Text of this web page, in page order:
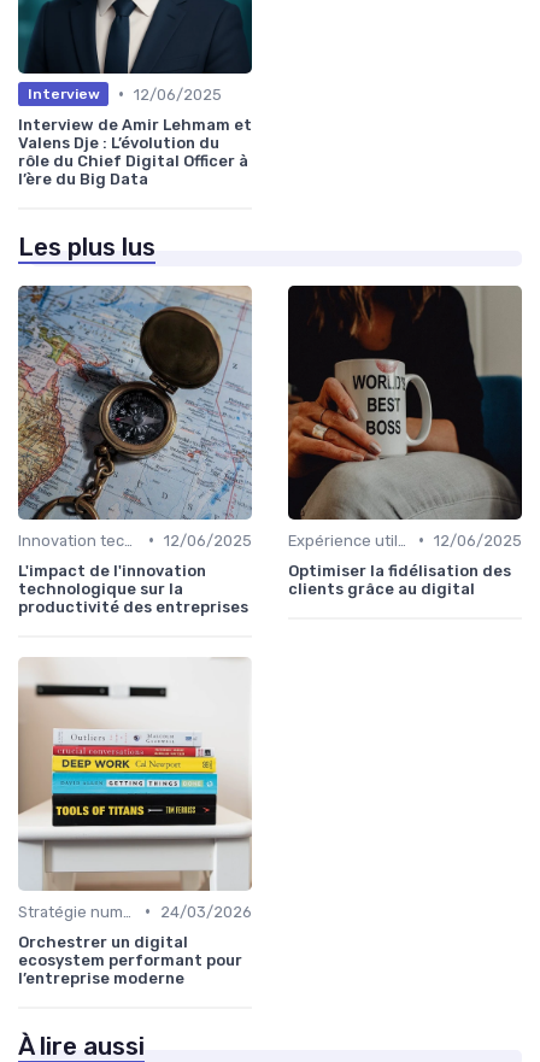
Interview • 12/06/2025
Interview de Amir Lehmam et
Valens Dje : L’évolution du
rôle du Chief Digital Officer à
l’ère du Big Data
Les plus lus
• 12/06/2025
L'impact de l'innovation
technologique sur la
productivité des entreprises
• 12/06/2025
Optimiser la fidélisation des
clients grâce au digital
•
24/03/2026
Orchestrer un digital
ecosystem performant pour
l’entreprise moderne
À lire aussi